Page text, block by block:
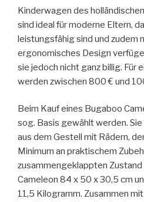
Kinderwagen des
sind ideal für moderne Eltern,
leistungsfähig sind und zudem
ergonomisches Design
sie jedoch nicht ganz billig. Für
werden zwischen 800 € und
Beim Kauf eines Bugaboo
sog. Basis gewählt werden.
aus dem Gestell mit Rädern,
Minimum an praktischem
zusammengeklappten
Cameleon 84 x 50 x 30,5 cm
11,5 Kilogramm. Zusammen